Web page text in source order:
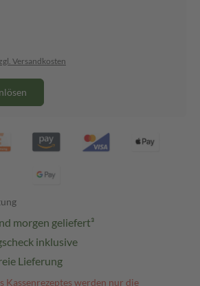
Versandkosten
morgen geliefert³
inklusive
Lieferung
Kassenrezeptes werden nur die